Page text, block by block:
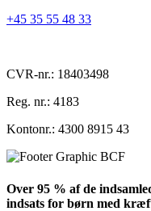
+45 35 55 48 33
CVR-nr.: 18403498
Reg. nr.: 4183
Kontonr.: 4300 8915 43
Over 95 % af de
indsats for børn med